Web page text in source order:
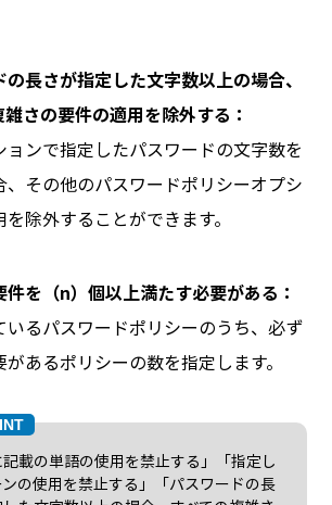
長さが指定した文字数以上の場合、
雑さの要件の適用を除外する：
ンで指定したパスワードの文字数を
、その他のパスワードポリシーオプシ
を除外することができます。
を（n）個以上満たす必要がある：
いるパスワードポリシーのうち、必ず
あるポリシーの数を指定します。
記載の単語の使用を禁止する」「指定し
の使用を禁止する」「パスワードの長